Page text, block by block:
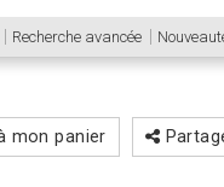
Recherche avancée
mon panier